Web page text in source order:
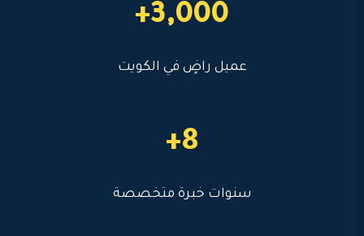
3,000+
عميل راضٍ في الكويت
8+
سنوات خبرة متخصصة